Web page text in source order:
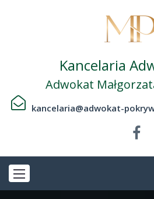
Kancelaria
Adwokat
kancelaria@adwokat-